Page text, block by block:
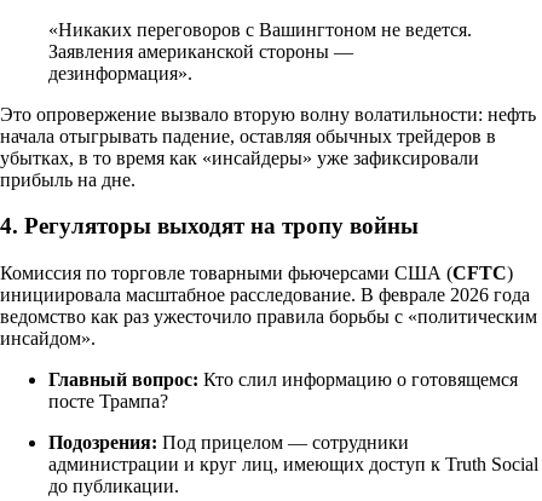
«Никаких переговоров с Вашингтоном не ведется.
Заявления американской стороны —
дезинформация».
Это опровержение вызвало вторую волну волатильности: нефть
начала отыгрывать падение, оставляя обычных трейдеров в
убытках, в то время как «инсайдеры» уже зафиксировали
прибыль на дне.
4. Регуляторы выходят на тропу войны
Комиссия по торговле товарными фьючерсами США (CFTC)
инициировала масштабное расследование. В феврале 2026 года
ведомство как раз ужесточило правила борьбы с «политическим
инсайдом».
Главный вопрос: Кто слил информацию о готовящемся
посте Трампа?
Подозрения: Под прицелом — сотрудники
администрации и круг лиц, имеющих доступ к Truth Social
до публикации.